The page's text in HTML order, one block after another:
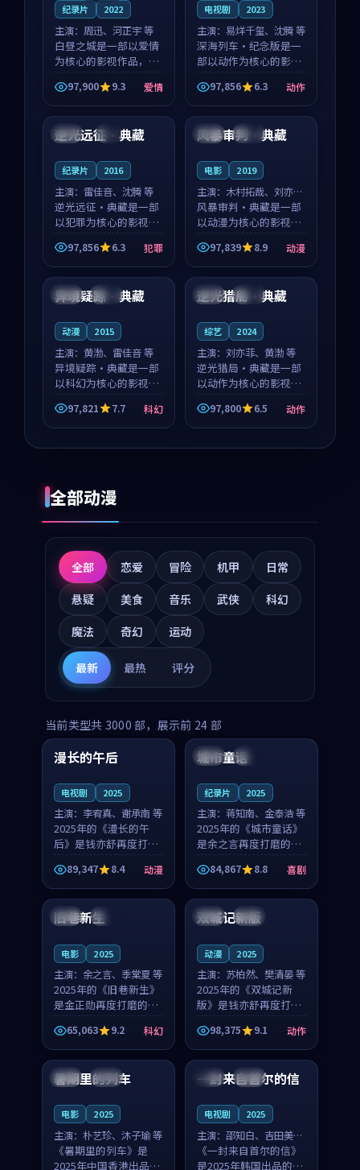
纪录片 2022
主演： 周迅、河正宇 等
白昼之城是一部以爱情
为核心的影视作品，围
绕危机、反转与人物成
长展开，整体节奏紧
凑，值得推荐观看。
97,900 9.3 爱情
电视剧 2023
主演： 易烊千玺、沈腾 等
深海列车·纪念版是一
部以动作为核心的影视
作品，围绕危机、反转
与人物成长展开，整体
节奏紧凑，值得推荐观
看。
97,856 6.3 动作
美国 4K
逆光远征·典藏
纪录片 2016
主演： 雷佳音、沈腾 等
逆光远征·典藏是一部
以犯罪为核心的影视作
品，围绕危机、反转与
人物成长展开，整体节
奏紧凑，值得推荐观
97,856 6.3 犯罪
中国 热播
风暴审判·典藏
电影 2019
主演： 木村拓哉、刘亦菲
等
风暴审判·典藏是一部
以动漫为核心的影视作
品，围绕危机、反转与
人物成长展开，整体节
奏紧凑，值得推荐观
97,839 8.9 动漫
中国 院线
异境疑踪·典藏
动漫 2015
主演： 黄渤、雷佳音 等
异境疑踪·典藏是一部
以科幻为核心的影视作
品，围绕危机、反转与
人物成长展开，整体节
奏紧凑，值得推荐观
97,821 7.7 科幻
中国 完结
逆光猎局·典藏
综艺 2024
主演： 刘亦菲、黄渤 等
逆光猎局·典藏是一部
以动作为核心的影视作
品，围绕危机、反转与
人物成长展开，整体节
奏紧凑，值得推荐观
97,800 6.5 动作
全部动漫
全部 恋爱 冒险 机甲
日常
悬疑
美食 音乐 武侠
科幻
魔法
奇幻 运动
最新 最热 评分
当前类型共 3000 部，展示前 24 部
中国 高分
99:16
漫长的午后
电视剧 2025
主演： 李宥真、谢承南 等
2025年的《漫长的午
后》是钱亦舒再度打磨
的动漫佳作。中国大陆
的取景与海岛日常的氛
围相互成就，李宥真与
谢承南的对手戏自然克
制，让整部影片在悬念
89,347 8.4 动漫
美国 院线
城市童话
纪录片 2025
主演： 蒋知南、金泰浩 等
2025年的《城市童话》
是余之言再度打磨的喜
剧佳作。美国的取景与
历史战争的氛围相互成
就，蒋知南与金泰浩的
对手戏自然克制，让整
部影片在悬念与温度
84,867 8.8 喜剧
英国 完结
旧巷新生
电影 2025
主演： 余之言、季棠夏 等
2025年的《旧巷新生》
是金正勋再度打磨的科
幻佳作。英国的取景与
雨夜物语的氛围相互成
就，余之言与季棠夏的
对手戏自然克制，让整
部影片在悬念与温度
65,063 9.2 科幻
中国 独播
双城记新版
动漫 2025
主演： 苏柏然、樊清晏 等
2025年的《双城记新
版》是钱亦舒再度打磨
的动作佳作。中国大陆
的取景与沙漠探险的氛
围相互成就，苏柏然与
樊清晏的对手戏自然克
制，让整部影片在悬念
98,375 9.1 动作
中国 杜比
暑期里的列车
电影 2025
主演： 朴艺珍、沐子瑜 等
《暑期里的列车》是
2025年中国香港出品的
韩国 热播
一封来自首尔的信
电视剧 2025
主演： 邵知白、吉田美琴
等
《一封来自首尔的信》
是2025年韩国出品的动